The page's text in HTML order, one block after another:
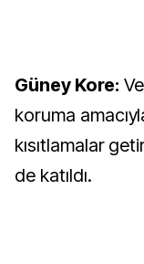
Güney Kore:
koruma
kısıtlamalar
de katıldı.